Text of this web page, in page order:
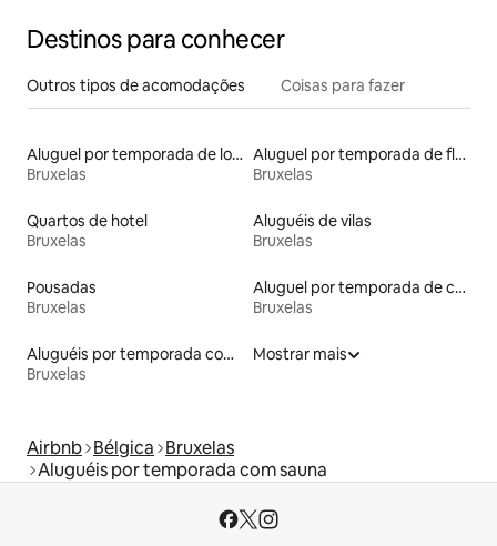
Destinos para conhecer
Outros tipos de acomodações Coisas para fazer
Aluguel por temporada de lofts
Bruxelas
Aluguel por temporada de flats
Bruxelas
Quartos de hotel
Bruxelas
Aluguéis de vilas
Bruxelas
Pousadas
Bruxelas
Aluguel por temporada de casas de hóspedes
Bruxelas
Aluguéis por temporada com suítes privativas
Bruxelas
Mostrar mais
Airbnb Bélgica Bruxelas
Aluguéis por temporada com sauna